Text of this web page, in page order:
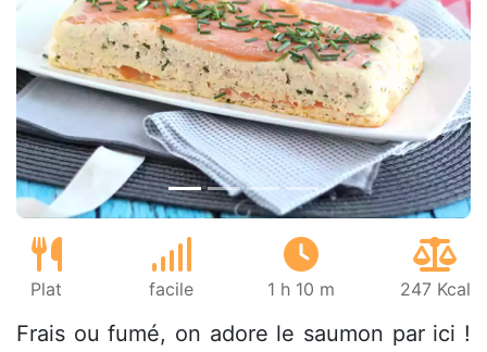
Précédent
Plat facile 1 h 10 m 247 Kcal
Frais ou fumé, on adore le saumon par ici !